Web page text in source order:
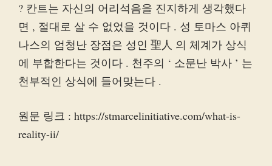
? 칸트는 자신의 어리석음을 진지하게 생각했다
면 , 절대로 살 수 없었을 것이다 . 성 토마스 아퀴
나스의 엄청난 장점은 성인 聖人 의 체계가 상식
에 부합한다는 것이다 . 천주의 ‘ 소문난 박사 ’ 는
천부적인 상식에 들어맞는다 .
원문 링크 : https://stmarcelinitiative.com/what-is-
reality-ii/